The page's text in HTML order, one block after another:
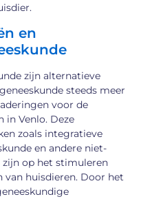
en
zijn alternatieve
steeds meer
voor de
in Venlo. Deze
zoals integratieve
en andere niet-
op het stimuleren
van huisdieren. Door het